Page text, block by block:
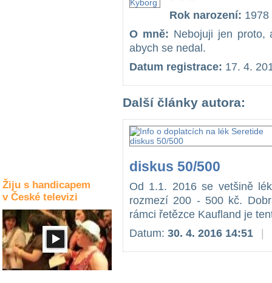
Žiju s handicapem
v České televizi
Rok narození: 1978
O mně: Nebojuji jen proto,
abych se nedal.
Datum registrace: 17. 4.
Další články autora:
diskus 50/500
Od 1.1. 2016 se vetšině
rozmezí 200 - 500 kč.
rámci řetězce Kaufland je
Datum: 30. 4. 2016 14:51